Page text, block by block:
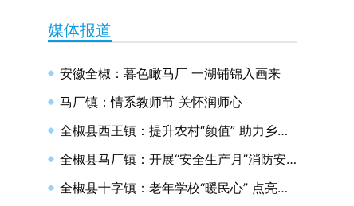
媒体报道
安徽全椒：暮色瞰马厂 一湖铺锦入画来
马厂镇：情系教师节 关怀润师心
全椒县西王镇：提升农村“颜值” 助力乡村振兴
全椒县马厂镇：开展“安全生产月”消防安全演练
全椒县十字镇：老年学校“暖民心” 点亮幸福“夕阳红”